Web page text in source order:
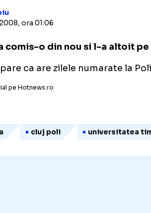
ora 01:06
comis-o din nou si l-a altoit
ca are zilele numarate la
pe Hotnews.ro
cluj poli universitatea